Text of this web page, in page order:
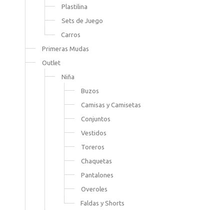
Plastilina
Sets de Juego
Carros
Primeras Mudas
Outlet
Niña
Buzos
Camisas y Camisetas
Conjuntos
Vestidos
Toreros
Chaquetas
Pantalones
Overoles
Faldas y Shorts